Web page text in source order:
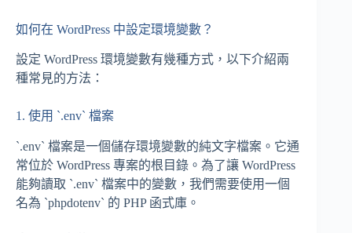
如何在 WordPress 中設定環境變數？
設定 WordPress 環境變數有幾種方式，以下介紹兩
種常見的方法：
1. 使用 `.env` 檔案
`.env` 檔案是一個儲存環境變數的純文字檔案。它通
常位於 WordPress 專案的根目錄。為了讓 WordPress
能夠讀取 `.env` 檔案中的變數，我們需要使用一個
名為 `phpdotenv` 的 PHP 函式庫。